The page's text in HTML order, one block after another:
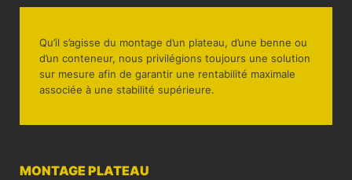
Qu’il s’agisse du montage d’un plateau, d’une benne ou
d’un conteneur, nous privilégions toujours une solution
sur mesure afin de garantir une rentabilité maximale
associée à une stabilité supérieure.
MONTAGE PLATEAU